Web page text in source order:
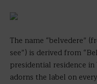
The name “belvedere”
see”) is derived from
presidential residence
adorns the label on